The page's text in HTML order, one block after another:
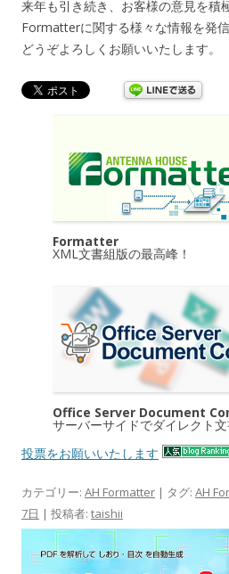
来年も引き続き、お客様の意見を積
Formatterに関する様々な情報を発信
どうぞよろしくお願いいたします。
Formatter
XML文書組版の最高峰！
Office Server Document
サーバーサイドでダイレクト文
投票をお願いいたします
カテゴリー: AH Formatter | タグ: AH
7日 | 投稿者: taishii